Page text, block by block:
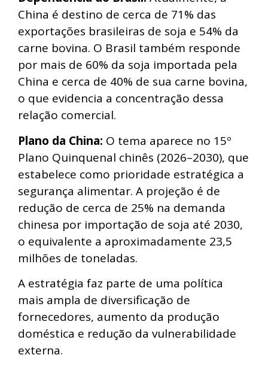
China é destino de cerca de 71% das
exportações brasileiras de soja e 54% da
carne bovina. O Brasil também responde
por mais de 60% da soja importada pela
China e cerca de 40% de sua carne bovina,
o que evidencia a concentração dessa
relação comercial.
Plano da China: O tema aparece no 15º
Plano Quinquenal chinês (2026–2030), que
estabelece como prioridade estratégica a
segurança alimentar. A projeção é de
redução de cerca de 25% na demanda
chinesa por importação de soja até 2030,
o equivalente a aproximadamente 23,5
milhões de toneladas.
A estratégia faz parte de uma política
mais ampla de diversificação de
fornecedores, aumento da produção
doméstica e redução da vulnerabilidade
externa.